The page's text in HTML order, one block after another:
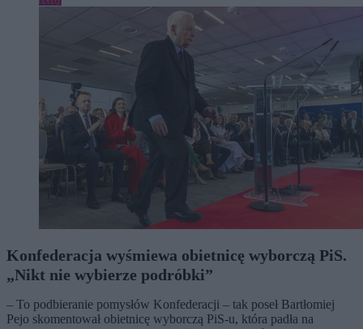
Konfederacja wyśmiewa obietnicę wyborczą PiS.
„Nikt nie wybierze podróbki”
– To podbieranie pomysłów Konfederacji – tak poseł Bartłomiej
Pejo skomentował obietnicę wyborczą PiS-u, która padła na